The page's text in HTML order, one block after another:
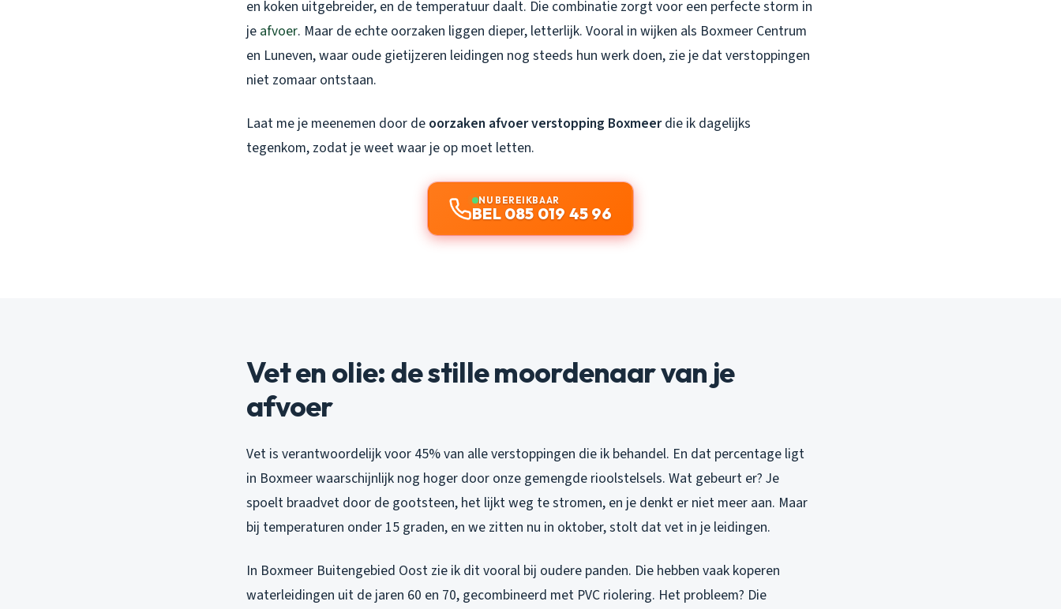
en koken uitgebreider, en de temperatuur daalt. Die combinatie zorgt voor een perfecte storm in
je afvoer. Maar de echte oorzaken liggen dieper, letterlijk. Vooral in wijken als Boxmeer Centrum
en Luneven, waar oude gietijzeren leidingen nog steeds hun werk doen, zie je dat verstoppingen
niet zomaar ontstaan.
Laat me je meenemen door de oorzaken afvoer verstopping Boxmeerdie ik dagelijks
tegenkom, zodat je weet waar je op moet letten.
NU BEREIKBAAR
BEL 085 019 45 96
Vet en olie: de stille moordenaar van je
afvoer
Vet is verantwoordelijk voor 45% van alle verstoppingen die ik behandel. En dat percentage ligt
in Boxmeer waarschijnlijk nog hoger door onze gemengde rioolstelsels. Wat gebeurt er? Je
spoelt braadvet door de gootsteen, het lijkt weg te stromen, en je denkt er niet meer aan. Maar
bij temperaturen onder 15 graden, en we zitten nu in oktober, stolt dat vet in je leidingen.
In Boxmeer Buitengebied Oost zie ik dit vooral bij oudere panden. Die hebben vaak koperen
waterleidingen uit de jaren 60 en 70, gecombineerd met PVC riolering. Het probleem? Die